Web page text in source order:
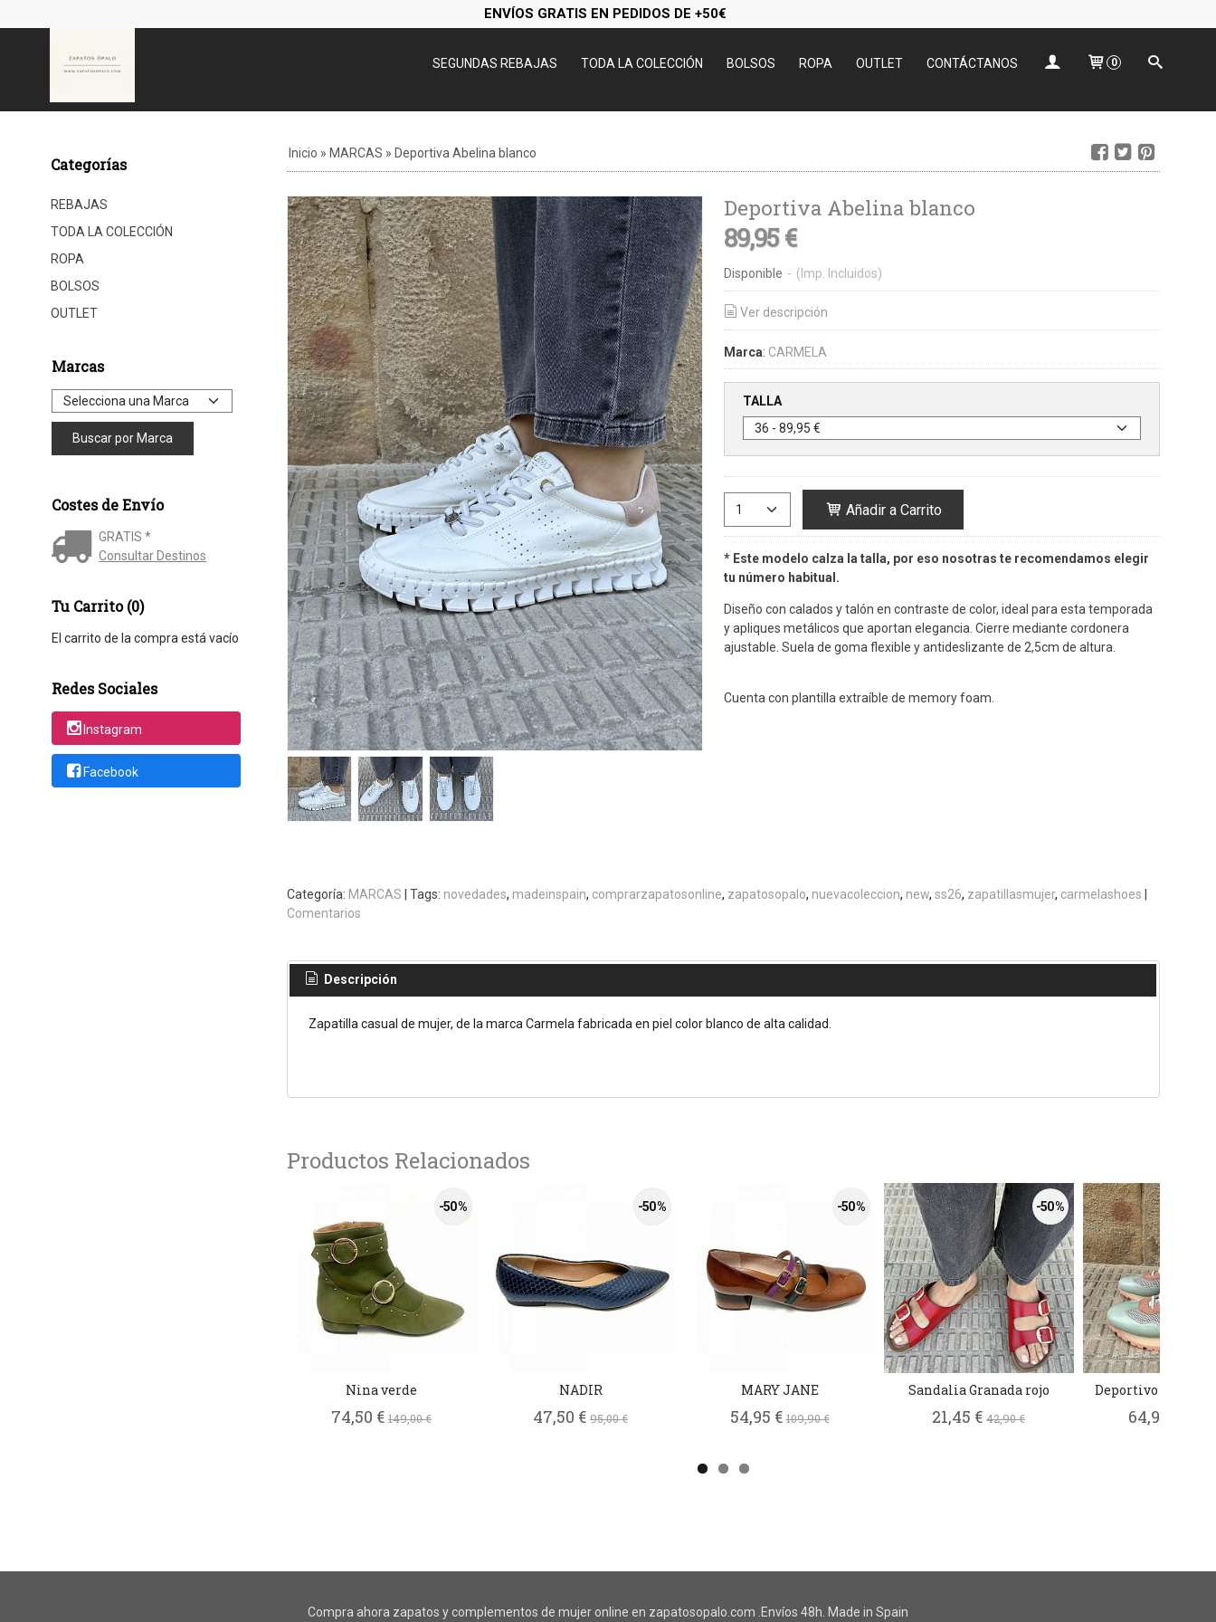
ENVÍOS GRATIS EN PEDIDOS DE +50€
SEGUNDAS REBAJAS TODA LA COLECCIÓN BOLSOS ROPA OUTLET CONTÁCTANOS 0
Categorías
REBAJAS
TODA LA COLECCIÓN
ROPA
BOLSOS
OUTLET
Marcas
Costes de Envío
GRATIS *
Consultar Destinos
Tu Carrito (0)
El carrito de la compra está vacío
Redes Sociales
Instagram
Facebook
Inicio » MARCAS » Deportiva Abelina blanco
Deportiva Abelina blanco
89,95 €
Disponible - (Imp. Incluidos)
Ver descripción
Marca: CARMELA
TALLA
Añadir a Carrito
* Este modelo calza la talla, por eso nosotras te recomendamos elegir
tu número habitual.
Diseño con calados y talón en contraste de color, ideal para esta temporada
y apliques metálicos que aportan elegancia. Cierre mediante cordonera
ajustable. Suela de goma flexible y antideslizante de 2,5cm de altura.
Cuenta con plantilla extraíble de memory foam.
Categoría: MARCAS Tags: novedades madeinspain comprarzapatosonline zapatosopalo nuevacoleccion new ss26 zapatillasmujer carmelashoes
Comentarios
Descripción
Zapatilla casual de mujer, de la marca Carmela fabricada en piel color blanco de alta calidad.
Productos Relacionados
-50 %
Nina verde
74,50 €149,00 €
-50 %
NADIR
47,50 €95,00 €
-50 %
MARY JANE
54,95 €109,90 €
-50 %
Sandalia Granada rojo
21,45 €42,90 €
Deportivo Elsa
64,95 €
Compra ahora zapatos y complementos de mujer online en zapatosopalo.com .Envíos 48h. Made in Spain